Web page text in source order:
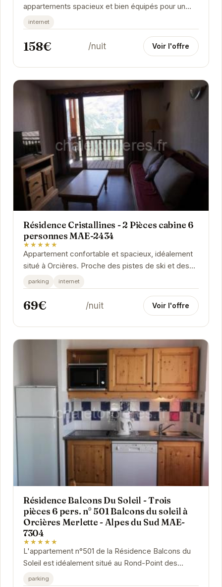
appartements spacieux et bien équipés pour un
séjour confortable à la montagne. Profitez de la
proximité...
internet
158€ /nuit Voir l'offre
Résidence Cristallines - 2 Pièces cabine 6
personnes MAE-2434
★★★★★
Appartement confortable et spacieux, idéalement
situé à Orcières. Proche des pistes de ski et des
commerces, la Résidence Cristallines offre un...
parking internet
69€ /nuit Voir l'offre
Résidence Balcons Du Soleil - Trois
pièces 6 pers. n° 501 Balcons du soleil à
Orcières Merlette - Alpes du Sud MAE-
7304
★★★★★
L'appartement n°501 de la Résidence Balcons du
Soleil est idéalement situé au Rond-Point des
Pistes à Orcières. Cet appartement de trois...
parking